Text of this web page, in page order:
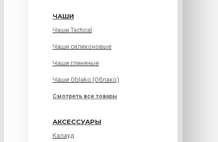
ЧАШИ
Чаши Tactical
Чаши силиконовые
Чаши глиняные
Чаши Oblako (Облако)
Смотреть все товары
АКСЕССУАРЫ
Калауд